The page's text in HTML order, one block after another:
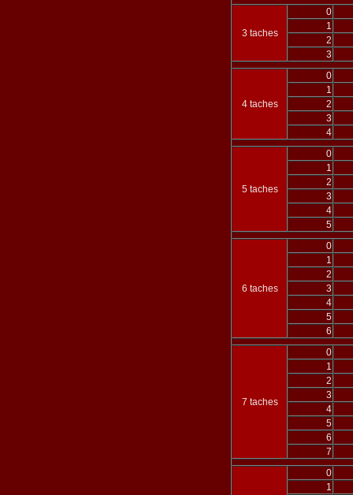
3 taches
0
1
2
3
4 taches
0
1
2
3
4
5 taches
0
1
2
3
4
5
6 taches
0
1
2
3
4
5
6
7 taches
0
1
2
3
4
5
6
7
0
1